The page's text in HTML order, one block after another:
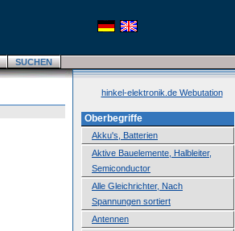
SUCHEN
hinkel-elektronik.de Webutation
Oberbegriffe
Akku's, Batterien
Aktive Bauelemente, Halbleiter,
Semiconductor
Alle Gleichrichter, Nach
Spannungen sortiert
Antennen